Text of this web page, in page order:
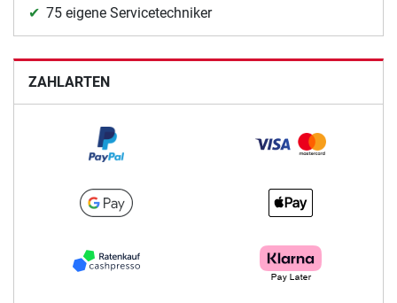
75 eigene Servicetechniker
ZAHLARTEN